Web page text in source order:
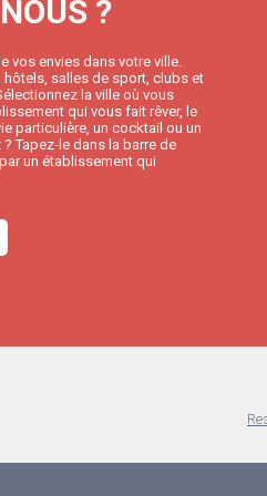
?
vos envies dans votre ville.
salles de sport, clubs et
la ville où vous
qui vous fait rêver, le
particulière, un cocktail ou un
Tapez-le dans la barre de
un établissement qui